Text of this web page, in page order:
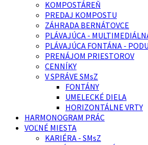
KOMPOSTÁREŇ
PREDAJ KOMPOSTU
ZÁHRADA BERNÁTOVCE
PLÁVAJÚCA -
PLÁVAJÚCA FONTÁNA -
PRENÁJOM PRIESTOROV
CENNÍKY
V SPRÁVE SMsZ
FONTÁNY
UMELECKÉ DIELA
HORIZONTÁLNE VRTY
HARMONOGRAM PRÁC
VOĽNÉ MIESTA
KARIÉRA - SMsZ